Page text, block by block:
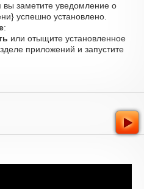
вы заметите уведомление о
успешно установлено.
:
или отыщите установленное
приложений и запустите